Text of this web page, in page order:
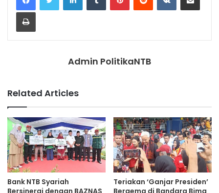
Print
Admin PolitikaNTB
Related Articles
Bank NTB Syariah
Teriakan ‘Ganjar Presiden’